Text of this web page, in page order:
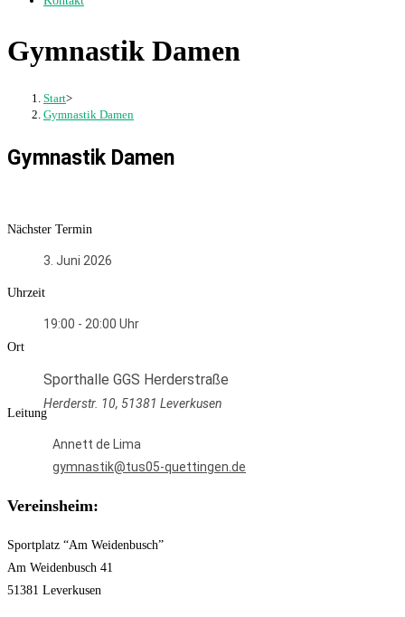
Gymnastik Damen
Start>
Gymnastik Damen
Gymnastik Damen
Nächster Termin
3. Juni 2026
Uhrzeit
19:00 - 20:00
Ort
Sporthalle GGS Herderstraße
Herderstr. 10, 51381 Leverkusen
Leitung
Annett de Lima
gymnastik@tus05-quettingen.de
Vereinsheim:
Sportplatz “Am Weidenbusch”
Am Weidenbusch 41
51381 Leverkusen